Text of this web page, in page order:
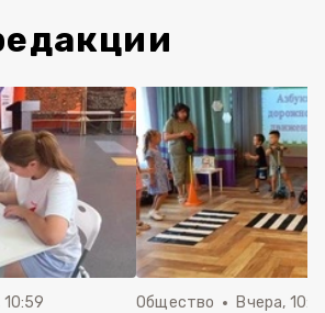
10:59 Общество Вчера,